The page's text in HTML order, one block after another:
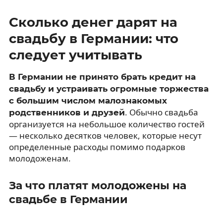
Сколько денег дарят на
свадьбу в Германии: что
следует учитывать
В Германии не принято брать кредит на
свадьбу и устраивать огромные торжества
с большим числом малознакомых
родственников и друзей. Обычно свадьба
организуется на небольшое количество гостей
— несколько десятков человек, которые несут
определенные расходы помимо подарков
молодоженам.
За что платят молодожены на
свадьбе в Германии